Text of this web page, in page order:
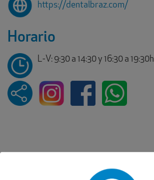
https://dentalbraz.com/
Horario
L-V: 9:30 a 14:30 y 16:30 a 19:30h